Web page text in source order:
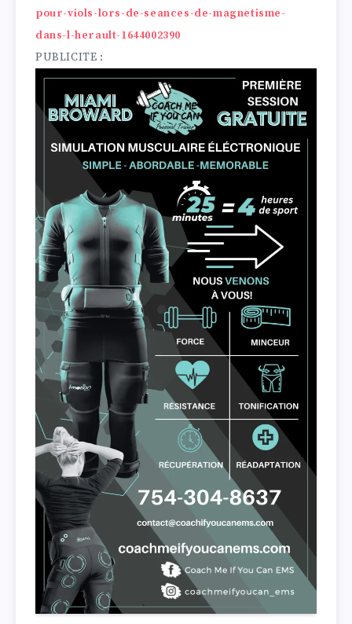
pour-viols-lors-de-seances-de-magnetisme-
dans-l-herault-1644002390
PUBLICITE :